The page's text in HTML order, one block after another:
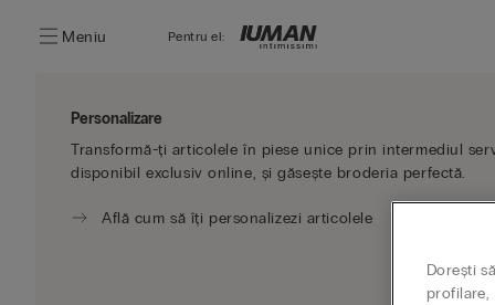
Meniu Pentru el:
Personalizare
Transformă-ți articolele în piese unice prin intermediul
disponibil exclusiv online, și găsește broderia perfectă.
Află cum să îți personalizezi articolele
Dorești
profilare,